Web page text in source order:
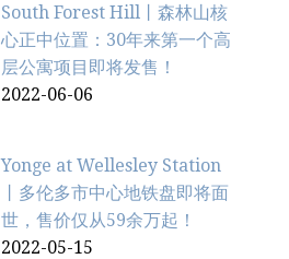
South Forest Hill丨森林山核
心正中位置：30年来第一个高
层公寓项目即将发售！
2022-06-06
Yonge at Wellesley Station
丨多伦多市中心地铁盘即将面
世，售价仅从59余万起！
2022-05-15